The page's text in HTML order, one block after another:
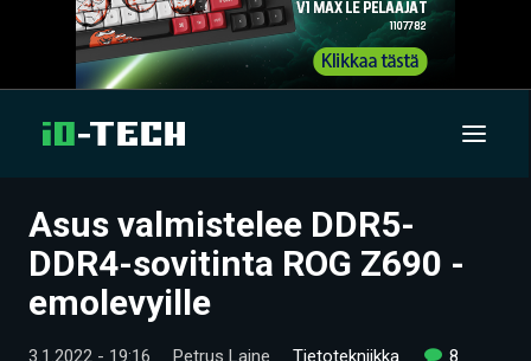
UUTISET
ARTIKKELIT
VIDEOT
Asus valmistelee DDR5-
DDR4-sovitinta ROG Z690 -
emolevyille
3.1.2022 - 19:16 Petrus Laine Tietotekniikka 8